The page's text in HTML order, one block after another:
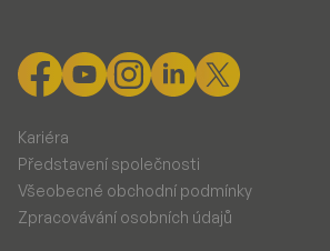
Zpracovávání osobních údajů
Všeobecné obchodní podmínky
Představení společnosti
Kariéra